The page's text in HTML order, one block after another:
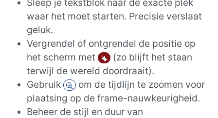
waar het moet starten. Precisie verslaat
geluk.
Vergrendel of ontgrendel de positie op
het scherm met
(zo blijft het staan
terwijl de wereld doordraait).
Gebruik
om de tijdlijn te zoomen voor
plaatsing op de frame-nauwkeurigheid.
Beheer de stijl en duur van